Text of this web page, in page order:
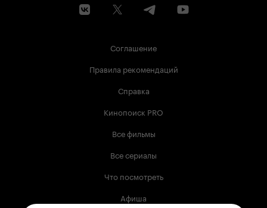
Соглашение
Правила рекомендаций
Справка
Кинопоиск PRO
Все фильмы
Все сериалы
Что посмотреть
Афиша